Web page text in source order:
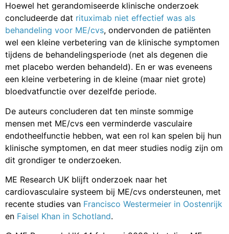
Hoewel het gerandomiseerde klinische onderzoek
concludeerde dat rituximab niet effectief was als
behandeling voor ME/cvs, ondervonden de patiënten
wel een kleine verbetering van de klinische symptomen
tijdens de behandelingsperiode (net als degenen die
met placebo werden behandeld). En er was eveneens
een kleine verbetering in de kleine (maar niet grote)
bloedvatfunctie over dezelfde periode.
De auteurs concluderen dat ten minste sommige
mensen met ME/cvs een verminderde vasculaire
endotheelfunctie hebben, wat een rol kan spelen bij hun
klinische symptomen, en dat meer studies nodig zijn om
dit grondiger te onderzoeken.
ME Research UK blijft onderzoek naar het
cardiovasculaire systeem bij ME/cvs ondersteunen, met
recente studies van Francisco Westermeier in Oostenrijk
en Faisel Khan in Schotland.